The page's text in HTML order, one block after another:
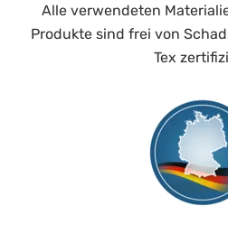
Alle verwendeten
Produkte sind frei von
Tex